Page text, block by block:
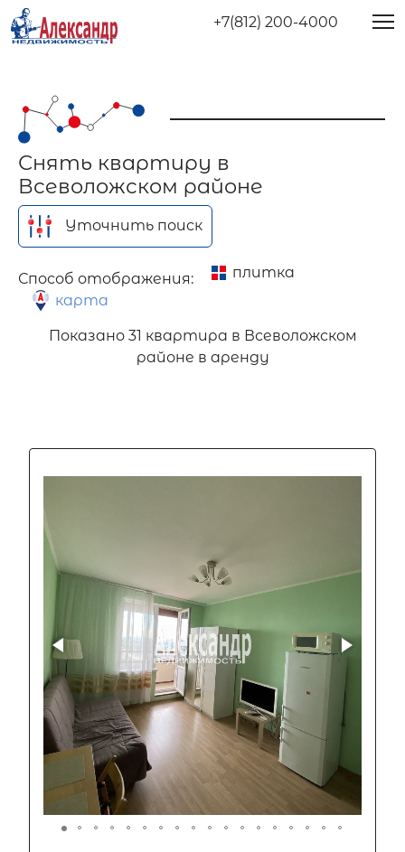
+7(812) 200-4000
Снять квартиру в
Всеволожском районе
Уточнить поиск
Способ отображения:
плитка
карта
Показано 31 квартира в Всеволожском
районе в аренду